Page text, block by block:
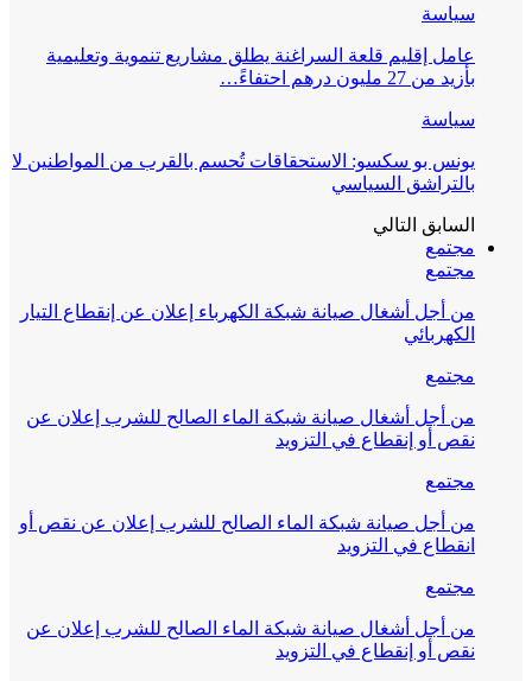
سياسة
عامل إقليم قلعة السراغنة يطلق مشاريع تنموية وتعليمية
بأزيد من 27 مليون درهم احتفاءً…
سياسة
يونس بو سكسو: الاستحقاقات تُحسم بالقرب من المواطنين لا
بالتراشق السياسي
السابق التالي
مجتمع
مجتمع
من أجل أشغال صيانة شبكة الكهرباء إعلان عن إنقطاع التيار
الكهربائي
مجتمع
من أجل أشغال صيانة شبكة الماء الصالح للشرب إعلان عن
نقص أو إنقطاع في التزويد
مجتمع
من أجل صيانة شبكة الماء الصالح للشرب إعلان عن نقص أو
انقطاع في التزويد
مجتمع
من أجل أشغال صيانة شبكة الماء الصالح للشرب إعلان عن
نقص أو إنقطاع في التزويد